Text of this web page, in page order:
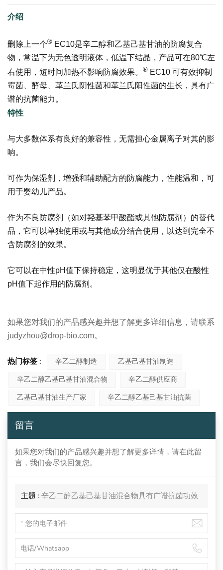
介绍
删除上一个® EC10是辛二醇和乙基己基甘油的防腐复合
物，常温下为无色透明液体，低温下结晶，产品可在80℃左
右使用，短时间加热不影响防腐效果。 ® EC10 可有效抑制
霉菌、酵母、革兰氏阴性菌和革兰氏阳性菌的生长，具有广
谱的抗菌能力。
特性
与大多数体系有良好的兼容性，无需担心金属离子对其的影
响。
可作为保湿剂，增强和辅助配方的防腐能力，性能温和，可
用于婴幼儿产品。
作为不良防腐剂（如对羟基苯甲酸酯或其他防腐剂）的替代
品，它可以单独使用或与其他成分结合使用，以达到完全不
含防腐剂的效果。
它可以在中性pH值下保持稳定，这明显优于其他仅在酸性
pH值下起作用的防腐剂。
如果您对我们的产品感兴趣并想了解更多详细信息，请联系
judyzhou@drop-bio.com。
热门标签 : 辛乙二醇制造
乙基己基甘油制造
辛乙二醇乙基己基甘油混合物
辛乙二醇供应商
乙基己基甘油生产厂家
辛乙二醇乙基己基甘油抗菌
留言
如果您对我们的产品感兴趣并想了解更多详情，请在此留
言，我们会尽快回复您。
主题 : 辛乙二醇乙基己基甘油混合物具有广谱抗菌功效